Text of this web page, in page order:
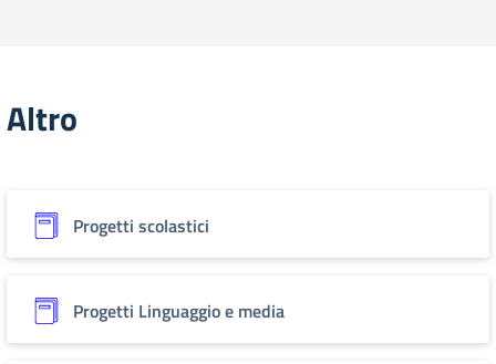
Altro
Progetti scolastici
Progetti Linguaggio e media